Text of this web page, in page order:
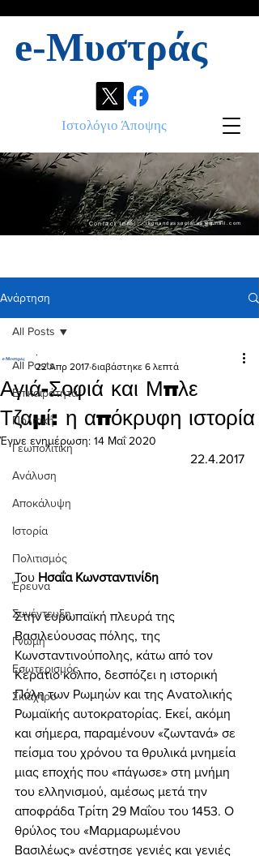
e-Μυστράς
Ιστολόγιο Άποψης
Contact info: ikonandassociates@gmail.com
Ανάρτηση
All Posts
Επικαιρότητα
Πολιτική
Γεωπολιτική
Ανάλυση
Αποκάλυψη
Ιστορία
Πολιτισμός
Έρευνα
Συνέντευξη
Γνώμη
Εσωτερισμός
Σκιάχτρο
All Posts
Αγιά-Σοφιά και Μπλε
Τζαμί: η απόκρυφη ιστορία
.
22 Απρ 2017 διαβάστηκε 6 λεπτά
Έγινε ενημέρωση: 14 Μαΐ 2020
22.4.2017
Του Ησαΐα Κωνσταντινίδη
Στην ευρωπαϊκή πλευρά της
Βασιλεύουσας πόλης, της
Κωνσταντινούπολης, κάτω από τον
Κεράτιο κόλπο, δεσπόζει η ιστορική
Πόλη των Ρωμηών και της Ανατολικής
Ρωμαϊκής αυτοκρατορίας. Εκεί, ακόμη
και σήμερα, παραμένουν «ζωντανά» σε
πείσμα του χρόνου τα θρυλικά μνημεία
μιας εποχής που «πάγωσε» στη μνήμη
του ελληνισμού, αμέσως μετά την
αποφράδα Τρίτη 29 Μαΐου του 1453. Ο
θρύλος του «Μαρμαρωμένου
Βασιλέως» ανέστησε γενιές και γενιές